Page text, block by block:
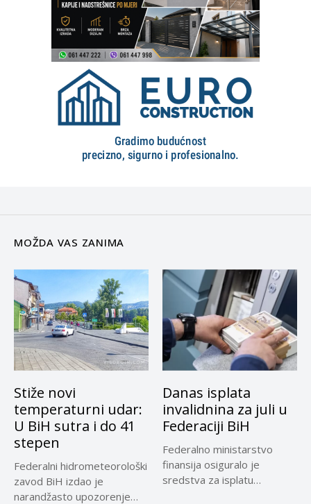
MOŽDA VAS ZANIMA
Stiže novi
temperaturni udar:
U BiH sutra i do 41
stepen
Federalni hidrometeorološki
zavod BiH izdao je
narandžasto upozorenje
Danas isplata
invalidnina za juli u
Federaciji BiH
Federalno ministarstvo
finansija osiguralo je
sredstva za isplatu